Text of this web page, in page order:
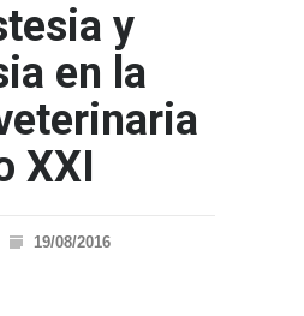
y
en la
XXI
19/08/2016